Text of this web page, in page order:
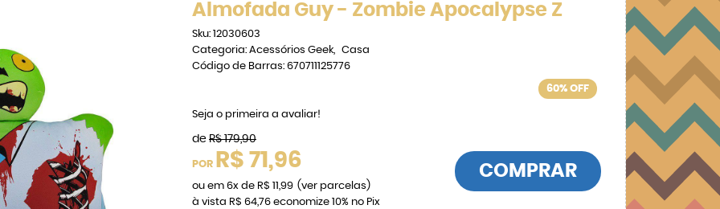
Almofada Guy - Zombie Apocalypse Z
Sku: 12030603
Categoria: Acessórios Geek
Casa
Código de Barras: 670711125776
60% OFF
Seja o primeira a avaliar!
de R$ 179,90
POR R$ 71,96
ou em 6x de R$ 11,99 (ver parcelas)
à vista R$ 64,76 economize 10% no Pix
COMPRAR